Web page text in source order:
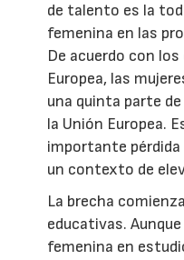
de talento es la
femenina en las
De acuerdo con
Europea, las
una quinta parte
la Unión Europea.
importante
un contexto de
La brecha
educativas.
femenina en